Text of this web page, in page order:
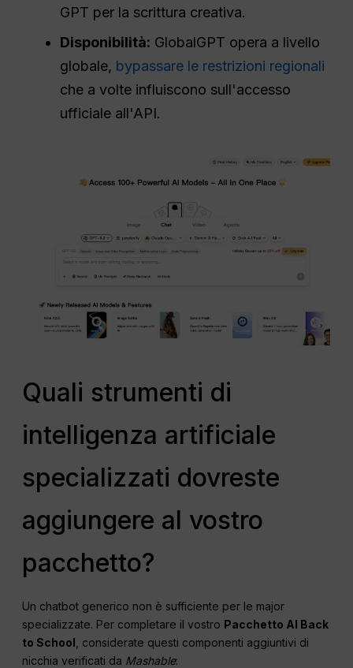
GPT per la scrittura creativa.
Disponibilità: GlobalGPT opera a livello
globale, bypassare le restrizioni regionali
che a volte influiscono sull'accesso
ufficiale all'API.
Quali strumenti di
intelligenza artificiale
specializzati dovreste
aggiungere al vostro
pacchetto?
Un chatbot generico non è sufficiente per le major
specializzate. Per completare il vostro Pacchetto AI Back
to School , considerate questi componenti aggiuntivi di
nicchia verificati da Mashable: